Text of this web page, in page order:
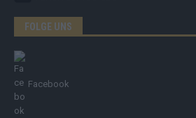
FOLGE UNS
Facebook